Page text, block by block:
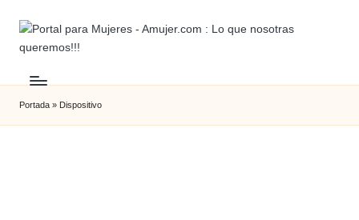
Portada » Dispositivo